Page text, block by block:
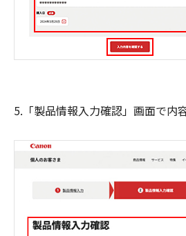
5.「製品情報入力確認」画面で内